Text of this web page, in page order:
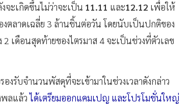
ะเกิดขึ้นไม่ว่าจะเป็น 11.11 และ12.12 เพื่อให้
ตลาดเฉลี่ย 3 ล้านชิ้นต่อวัน โดยนับเป็นปกติของ
เดือนสุดท้ายของไตรมาส 4 จะเป็นช่วงที่ตัวเลข
งรับจำนวนพัสดุที่จะเข้ามาในช่วงเวลาดังกล่าว
พลแล้วได้เตรียมออกแคมเปญ และโปรโมชั่นใหญ่